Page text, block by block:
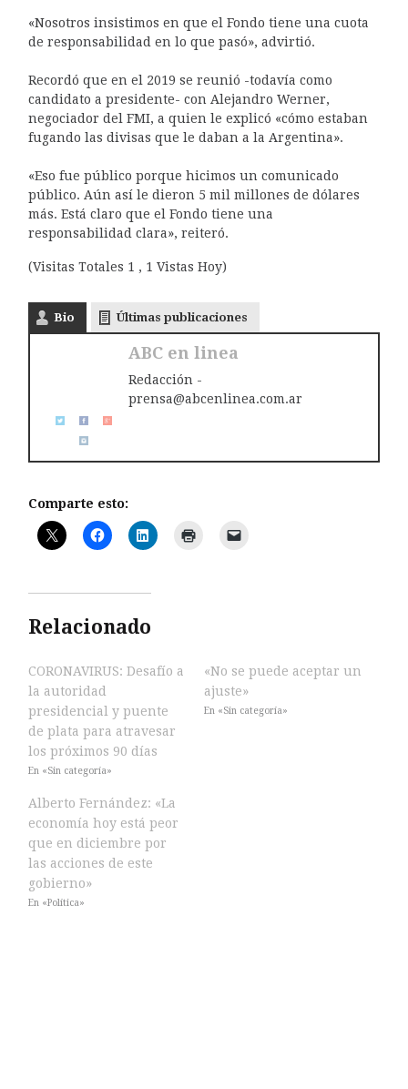
«Nosotros insistimos en que el Fondo tiene una cuota
de responsabilidad en lo que pasó», advirtió.
Recordó que en el 2019 se reunió -todavía como
candidato a presidente- con Alejandro Werner,
negociador del FMI, a quien le explicó «cómo estaban
fugando las divisas que le daban a la Argentina».
«Eso fue público porque hicimos un comunicado
público. Aún así le dieron 5 mil millones de dólares
más. Está claro que el Fondo tiene una
responsabilidad clara», reiteró.
(Visitas Totales 1 , 1 Vistas Hoy)
Bio Últimas publicaciones
ABC en linea
Redacción -
prensa@abcenlinea.com.ar
Comparte esto:
Relacionado
CORONAVIRUS: Desafío a
la autoridad
presidencial y puente
de plata para atravesar
los próximos 90 días
En «Sin categoría»
«No se puede aceptar un
ajuste»
En «Sin categoría»
Alberto Fernández: «La
economía hoy está peor
que en diciembre por
las acciones de este
gobierno»
En «Política»